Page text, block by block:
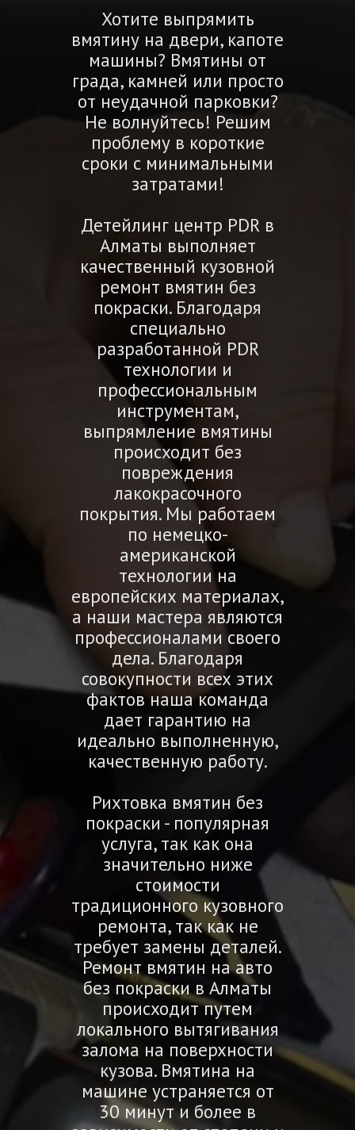
Хотите выпрямить
вмятину на двери, капоте
машины? Вмятины от
града, камней или просто
от неудачной парковки?
Не волнуйтесь! Решим
проблему в короткие
сроки с минимальными
затратами!
Детейлинг центр PDR в
Алматы выполняет
качественный кузовной
ремонт вмятин без
покраски. Благодаря
специально
разработанной PDR
технологии и
профессиональным
инструментам,
выпрямление вмятины
происходит без
повреждения
лакокрасочного
покрытия. Мы работаем
по немецко-
американской
технологии на
европейских материалах,
а наши мастера являются
профессионалами своего
дела. Благодаря
совокупности всех этих
фактов наша команда
дает гарантию на
идеально выполненную,
качественную работу.
Рихтовка вмятин без
покраски - популярная
услуга, так как она
значительно ниже
стоимости
традиционного кузовного
ремонта, так как не
требует замены деталей.
Ремонт вмятин на авто
без покраски в Алматы
происходит путем
локального вытягивания
залома на поверхности
кузова. Вмятина на
машине устраняется от
30 минут и более в